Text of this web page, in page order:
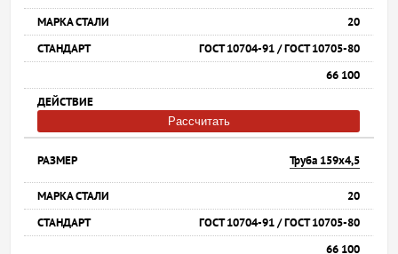
20
ГОСТ 10704-91 / ГОСТ 10705-80
66 100
Рассчитать
Труба 159х4,5
20
ГОСТ 10704-91 / ГОСТ 10705-80
66 100